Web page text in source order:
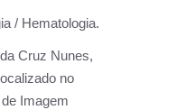
/ Hematologia.
Cruz Nunes,
no
Imagem